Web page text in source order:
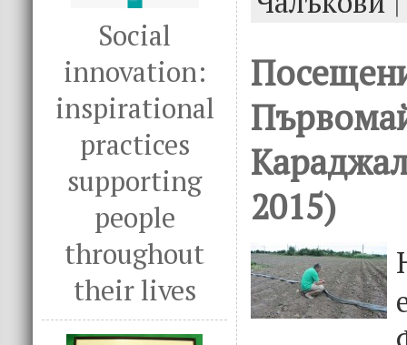
Social
innovation:
inspirational
practices
supporting
people
throughout
their lives
2015)